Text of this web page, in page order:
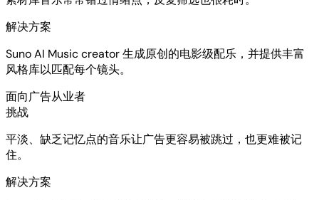
解决方案
Suno AI Music creator 生成原创的电影级配乐，并提供丰富
风格库以匹配每个镜头。
面向广告从业者
挑战
平淡、缺乏记忆点的音乐让广告更容易被跳过，也更难被记
住。
解决方案